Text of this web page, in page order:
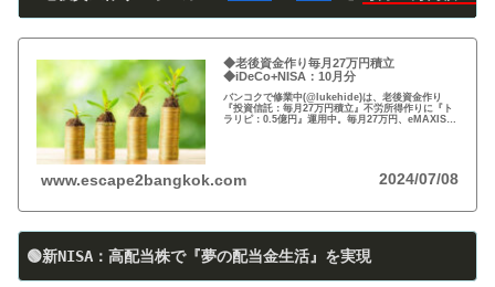
◆老後資金作り毎月27万円積立
◆iDeCo+NISA：10月分
バンコクで修業中(@lukehide)は、老後資金作り
『投資信託：毎月27万円積立』不労所得作りに『ト
ラリピ：0.5億円』運用中。毎月27万円、eMAXIS
www.escape2bangkok.com 2024/07/08
🟢新NISA：高配当株で『夢の配当金生活』を実現